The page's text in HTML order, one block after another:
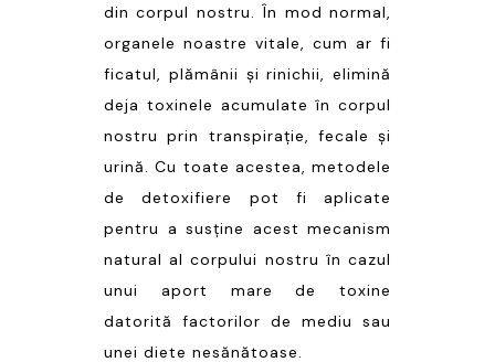
din corpul nostru. În mod normal,
organele noastre vitale, cum ar fi
ficatul, plămânii și rinichii, elimină
deja toxinele acumulate în corpul
nostru prin transpirație, fecale și
urină. Cu toate acestea, metodele
de detoxifiere pot fi aplicate
pentru a susține acest mecanism
natural al corpului nostru în cazul
unui aport mare de toxine
datorită factorilor de mediu sau
unei diete nesănătoase.